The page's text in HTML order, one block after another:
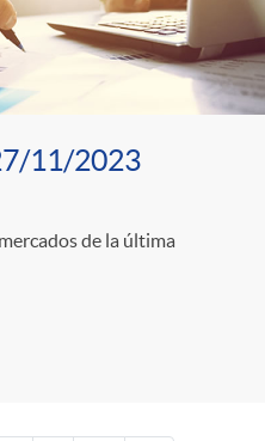
11/2023
de la última